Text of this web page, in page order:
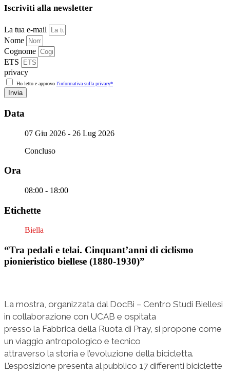
Iscriviti alla newsletter
La tua e-mail
Nome
Cognome
ETS
privacy
Ho letto e approvo l'informativa sulla privacy*
Invia
Data
07 Giu 2026 - 26 Lug 2026
Concluso
Ora
08:00 - 18:00
Etichette
Biella
“Tra pedali e telai. Cinquant’anni di ciclismo
pionieristico biellese (1880-1930)”
La mostra, organizzata dal DocBi – Centro Studi Biellesi
in collaborazione con UCAB e ospitata
presso la Fabbrica della Ruota di Pray, si propone come
un viaggio antropologico e tecnico
attraverso la storia e l’evoluzione della bicicletta.
L’esposizione presenta al pubblico 17 differenti biciclette